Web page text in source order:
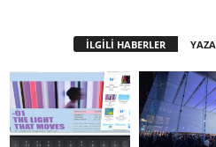
İLGİLİ HABERLER